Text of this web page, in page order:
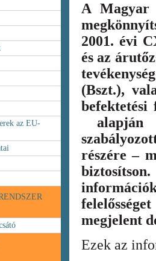
az EU-
A Magyar
2001. évi
és az
(Bszt.),
alapján
részére –
megjelent
Ezek az